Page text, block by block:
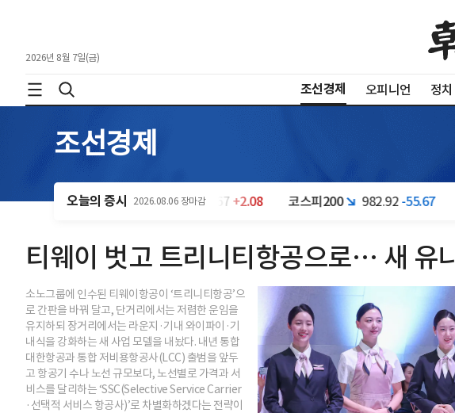
2026년 8월 7일(금)
조선경제 오피니언 정치
조선경제
오늘의 증시 2026.08.06 장마감
-301.88 코스닥 801.67 +2.08 코스피200 982.92-55.67 달러(USD)
티웨이 벗고 트리니티항공으로… 새 유
소노그룹에 인수된 티웨이항공이 ‘트리니티항공’으
로 간판을 바꿔 달고, 단거리에서는 저렴한 운임을
유지하되 장거리에서는 라운지·기내 와이파이·기
내식을 강화하는 새 사업 모델을 내놨다. 내년 통합
대한항공과 통합 저비용항공사(LCC) 출범을 앞두
고 항공기 수나 노선 규모보다, 노선별로 가격과 서
비스를 달리하는 ‘SSC(Selective Service Carrier
·선택적 서비스 항공사)’로 차별화하겠다는 전략이